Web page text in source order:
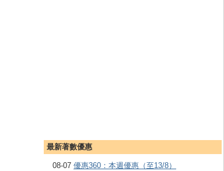
最新著數優惠
08-07 優惠360：本週優惠（至13/8）